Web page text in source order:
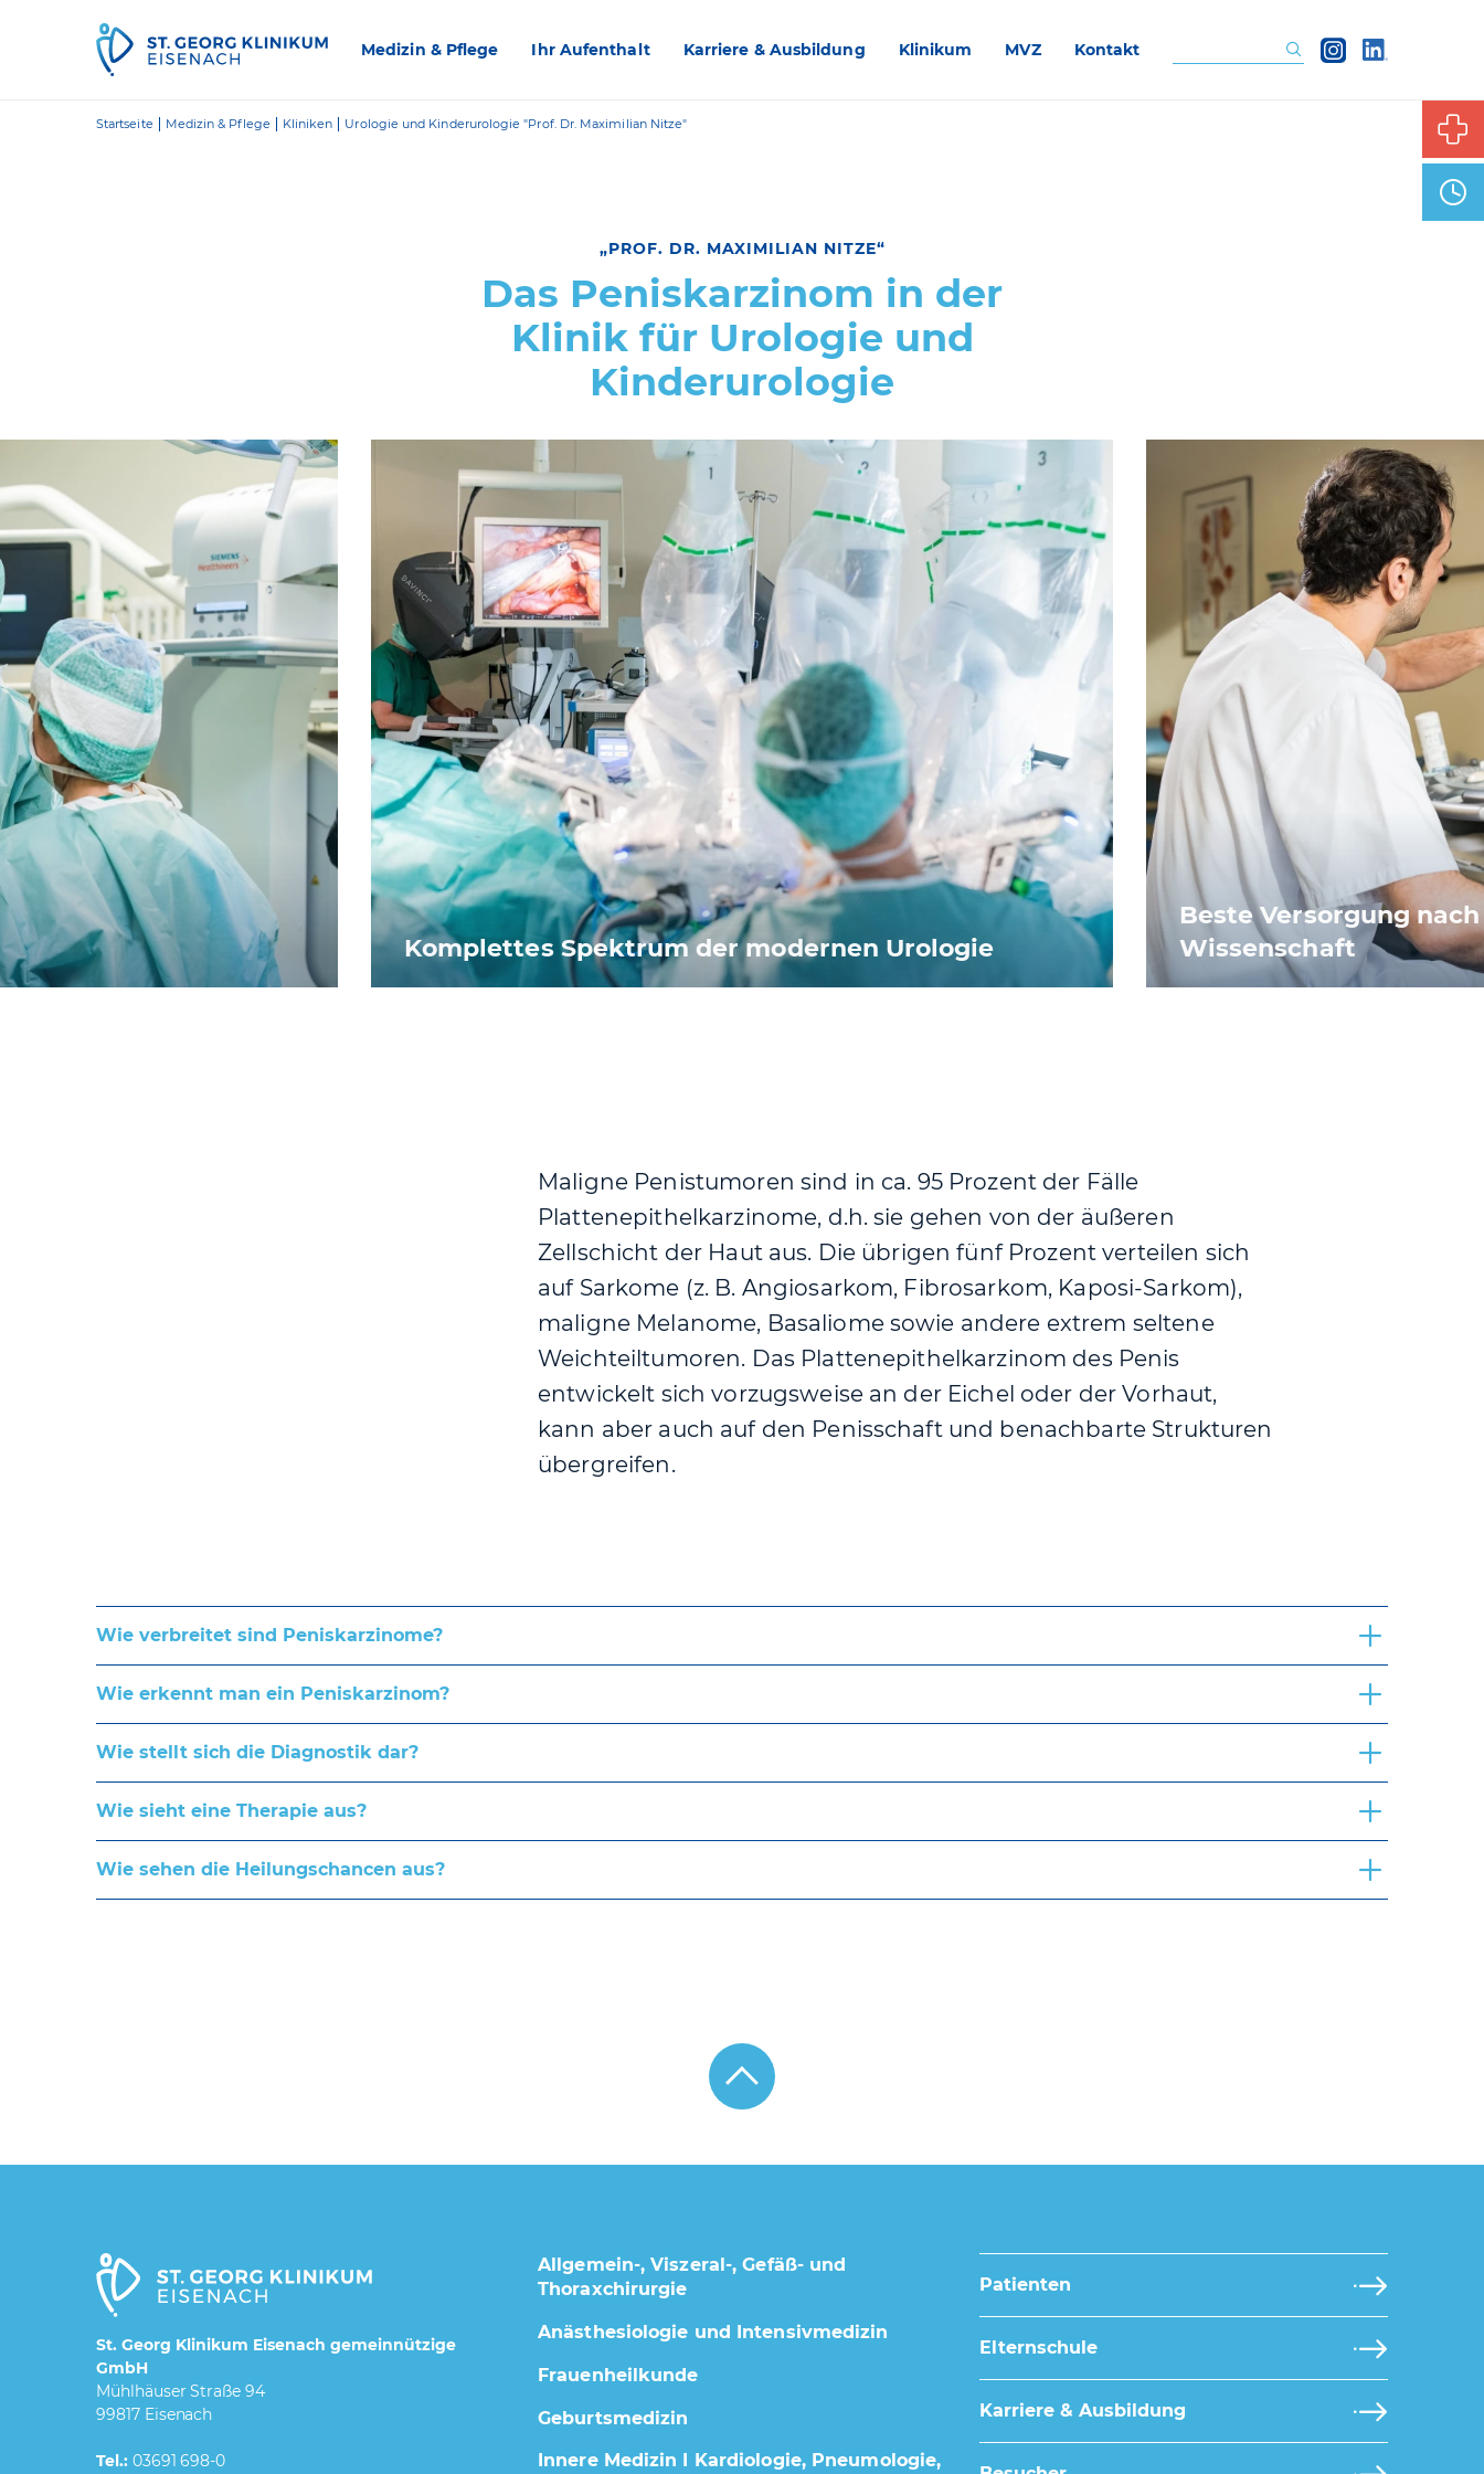
Medizin & Pflege Ihr Aufenthalt Karriere & Ausbildung Klinikum MVZ Kontakt
Startseite Medizin & Pflege Kliniken Urologie und Kinderurologie "Prof. Dr. Maximilian Nitze"
„PROF. DR. MAXIMILIAN NITZE“
Das Peniskarzinom in der
Klinik für Urologie und
Kinderurologie
Komplettes Spektrum der modernen Urologie
Beste Versorgung
Wissenschaft
Maligne Penistumoren sind in ca. 95 Prozent der Fälle
Plattenepithelkarzinome, d.h. sie gehen von der äußeren
Zellschicht der Haut aus. Die übrigen fünf Prozent verteilen sich
auf Sarkome (z. B. Angiosarkom, Fibrosarkom, Kaposi-Sarkom),
maligne Melanome, Basaliome sowie andere extrem seltene
Weichteiltumoren. Das Plattenepithelkarzinom des Penis
entwickelt sich vorzugsweise an der Eichel oder der Vorhaut,
kann aber auch auf den Penisschaft und benachbarte Strukturen
übergreifen.
Wie verbreitet sind Peniskarzinome?
Wie erkennt man ein Peniskarzinom?
Wie stellt sich die Diagnostik dar?
Wie sieht eine Therapie aus?
Wie sehen die Heilungschancen aus?
St. Georg Klinikum Eisenach gemeinnützige
GmbH
Mühlhäuser Straße 94
99817 Eisenach
Tel.:03691 698-0
Allgemein-, Viszeral-, Gefäß- und
Thoraxchirurgie
Anästhesiologie und Intensivmedizin
Frauenheilkunde
Geburtsmedizin
Innere Medizin I Kardiologie, Pneumologie,
Patienten
Elternschule
Karriere & Ausbildung